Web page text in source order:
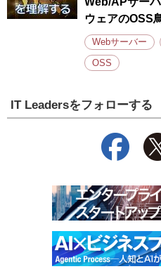
ウェアのOSS
Webサーバー
OSS
IT Leadersをフォローする